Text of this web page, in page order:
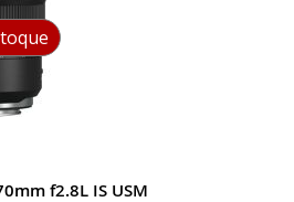
f2.8L IS USM